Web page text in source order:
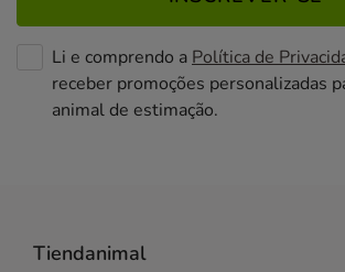
Li e comprendo a Política de
receber promoções personalizadas
animal de estimação.
Tiendanimal